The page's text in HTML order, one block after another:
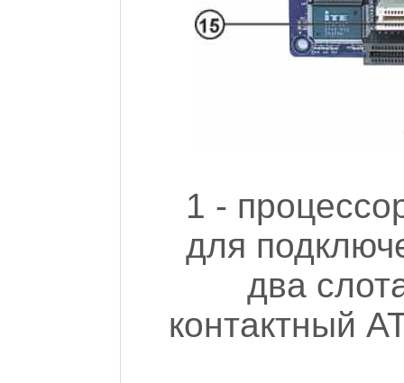
1 -
для
два
контактный